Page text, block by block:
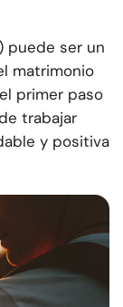
puede ser un
matrimonio
primer paso
trabajar
y positiva